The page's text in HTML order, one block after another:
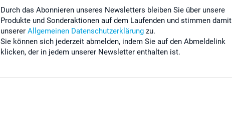
Durch das Abonnieren unseres Newsletters bleiben Sie über unsere
Produkte und Sonderaktionen auf dem Laufenden und stimmen damit
unserer Allgemeinen Datenschutzerklärung zu.
Sie können sich jederzeit abmelden, indem Sie auf den Abmeldelink
klicken, der in jedem unserer Newsletter enthalten ist.